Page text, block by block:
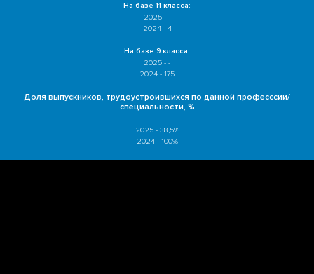
На базе 11 класса:
2025 - -
2024 - 4
На базе 9 класса:
2025 - -
2024 - 175
Доля выпускников, трудоустроившихся по данной професссии/
специальности, %
2025 - 38,5%
2024 - 100%